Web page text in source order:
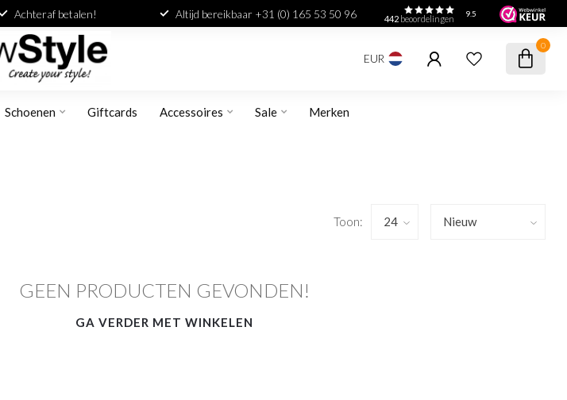
Achteraf betalen! Altijd bereikbaar +31 (0) 165 53 50 96 442beoordelingen
9.5
EUR
0
Schoenen Giftcards Accessoires Sale Merken
Toon:
GEEN PRODUCTEN GEVONDEN!
GA VERDER MET WINKELEN